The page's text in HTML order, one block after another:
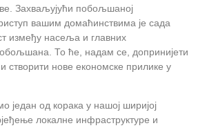
Захваљујући побољшаној
вашим домаћинствима је сада
између насеља и главних
То ће, надам се, допринијети
створити нове економске прилике у
један од корака у нашој ширијој
локалне инфраструктуре и